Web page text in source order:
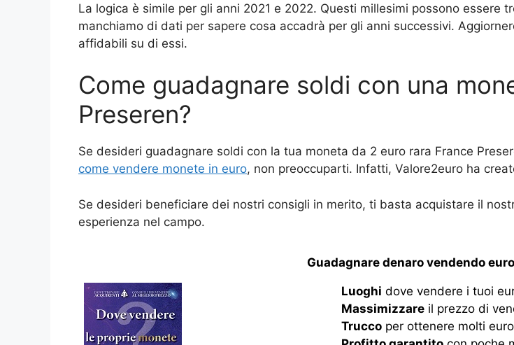
La logica è simile per gli anni 2021 e 2022. Questi millesimi possono essere
manchiamo di dati per sapere cosa accadrà per gli anni successivi.
affidabili su di essi.
Come guadagnare soldi con una
Preseren?
Se desideri guadagnare soldi con la tua moneta da 2 euro rara France
come vendere monete in euro, non preoccuparti. Infatti, Valore2euro ha
Se desideri beneficiare dei nostri consigli in merito, ti basta acquistare il
esperienza nel campo.
Guadagnare denaro vendendo
Luoghi dove vendere i tuoi
Massimizzare il prezzo di
Trucco per ottenere molti